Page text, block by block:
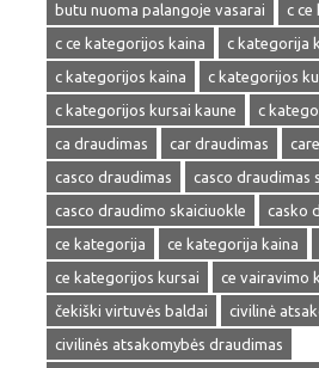
butu nuoma palangoje vasarai
c ce
c ce kategorijos kaina
c kategorija
c kategorijos kaina
c kategorijos
c kategorijos kursai kaune
c
ca draudimas
car draudimas
casco draudimas
casco draudimas
casco draudimo skaiciuokle
casko
ce kategorija
ce kategorija kaina
ce kategorijos kursai
ce vairavimo
čekiški virtuvės baldai
civilinė
civilinės atsakomybės draudimas